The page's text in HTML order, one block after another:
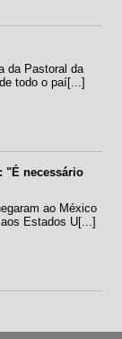
da Pastoral da
todo o paí[...]
"É necessário
ao México
Estados U[...]